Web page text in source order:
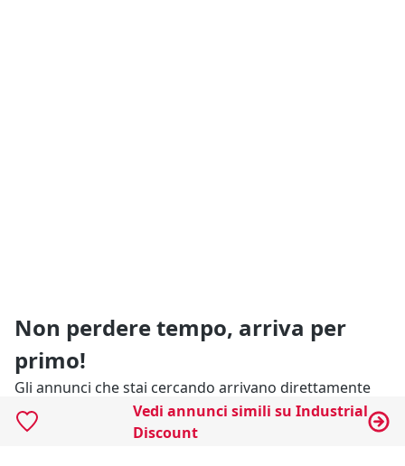
Vedi annunci simili su Industrial
Discount
Non perdere tempo, arriva per
primo!
Gli annunci che stai cercando arrivano direttamente
alla tua casella di posta!